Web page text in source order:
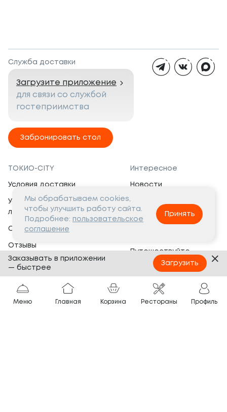
Служба доставки
Загрузите приложение
для связи со службой
гостеприимства
Забронировать стол
ТОКИО-CITY
Условия доставки
Условия программы
лояльности
Сертификаты
Отзывы
Банкеты
Вопросы и ответы
Интересное
Новости
Вакансии
Социальная жизнь
Путешествуйте
с ТОКИО-CITY
Партнёрам
Франшиза
Меню Главная Корзина Рестораны Профиль
Мы обрабатываем cookies,
чтобы улучшить работу сайта.
Подробнее: пользовательское
соглашение
Принять
Заказывать в приложении
— быстрее
Загрузить